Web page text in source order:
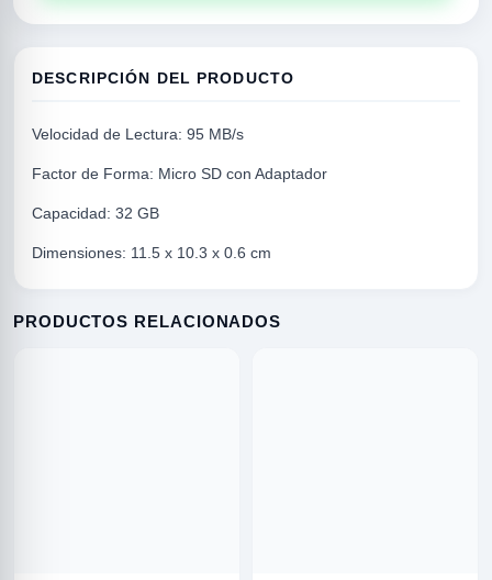
DESCRIPCIÓN DEL PRODUCTO
Velocidad de Lectura: 95 MB/s
Factor de Forma: Micro SD con Adaptador
Capacidad: 32 GB
Dimensiones: 11.5 x 10.3 x 0.6 cm
PRODUCTOS RELACIONADOS